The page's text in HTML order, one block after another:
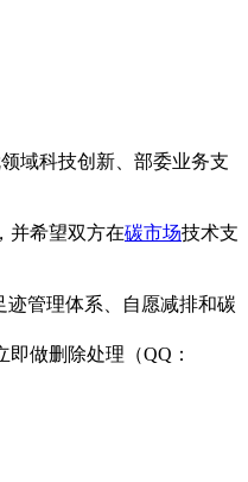
域科技创新、部委业务支
并希望双方在碳市场技术支
管理体系、自愿减排和碳
做删除处理（QQ：